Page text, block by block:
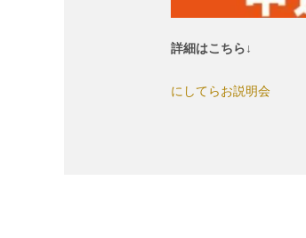
詳細はこちら↓
にしてらお説明会